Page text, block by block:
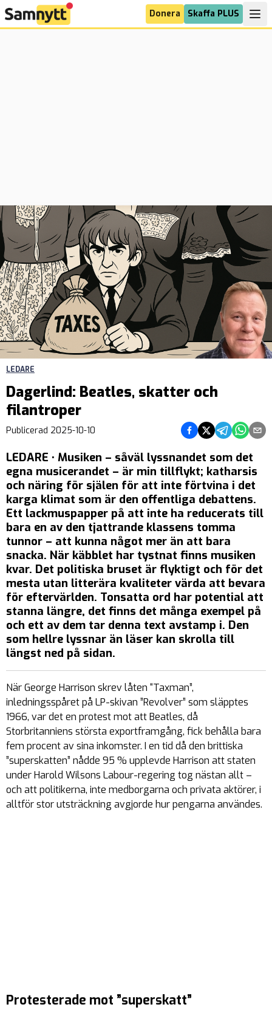
Donera Skaffa PLUS
LEDARE
Dagerlind: Beatles, skatter och
filantroper
Publicerad 2025-10-10 Dela på Facebook
Dela på Twitter
Dela påDela på
Dela
LEDARE • Musiken – såväl lyssnandet som det
egna musicerandet – är min tillflykt; katharsis
och näring för själen för att inte förtvina i det
karga klimat som är den offentliga debattens.
Ett lackmuspapper på att inte ha reducerats till
bara en av den tjattrande klassens tomma
tunnor – att kunna något mer än att bara
snacka. När käbblet har tystnat finns musiken
kvar. Det politiska bruset är flyktigt och för det
mesta utan litterära kvaliteter värda att bevara
för eftervärlden. Tonsatta ord har potential att
stanna längre, det finns det många exempel på
och ett av dem tar denna text avstamp i. Den
som hellre lyssnar än läser kan skrolla till
längst ned på sidan.
När George Harrison skrev låten “Taxman”,
inledningsspåret på LP-skivan ”Revolver” som släpptes
1966, var det en protest mot att Beatles, då
Storbritanniens största exportframgång, fick behålla bara
fem procent av sina inkomster. I en tid då den brittiska
”superskatten” nådde 95 % upplevde Harrison att staten
under Harold Wilsons Labour-regering tog nästan allt –
och att politikerna, inte medborgarna och privata aktörer, i
alltför stor utsträckning avgjorde hur pengarna användes.
Protesterade mot ”superskatt”